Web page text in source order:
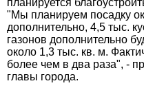
"Мы планируем посадку
дополнительно, 4,5 тыс.
газонов дополнительно
около 1,3 тыс. кв. м.
более чем в два раза", -
главы города.